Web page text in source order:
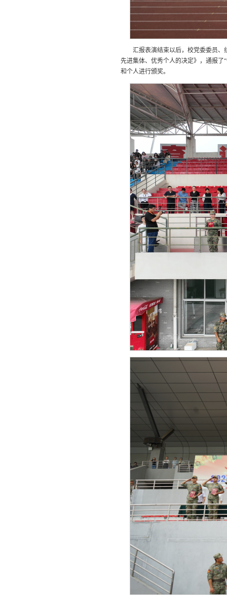
汇报表演结束以后，校党委委员、
先进集体、优秀个人的决定》，通报了
和个人进行颁奖。